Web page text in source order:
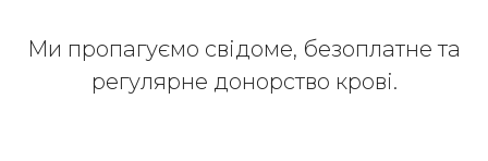
Ми пропагуємо свідоме, безоплатне та
регулярне донорство крові.